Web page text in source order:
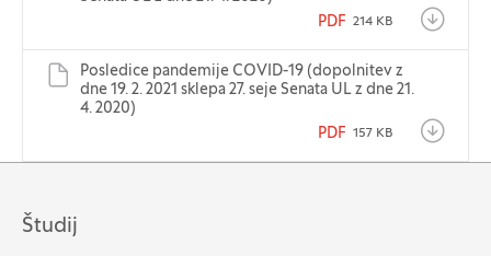
PDF 214 KB
Posledice pandemije COVID-19 (dopolnitev z
dne 19. 2. 2021 sklepa 27. seje Senata UL z dne 21.
4. 2020)
PDF 157 KB
Študij